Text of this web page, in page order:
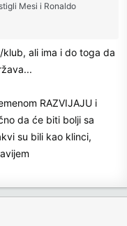
Mesi i Ronaldo
ali ima i do toga da
RAZVIJAJU i
da će biti bolji sa
su bili kao klinci,